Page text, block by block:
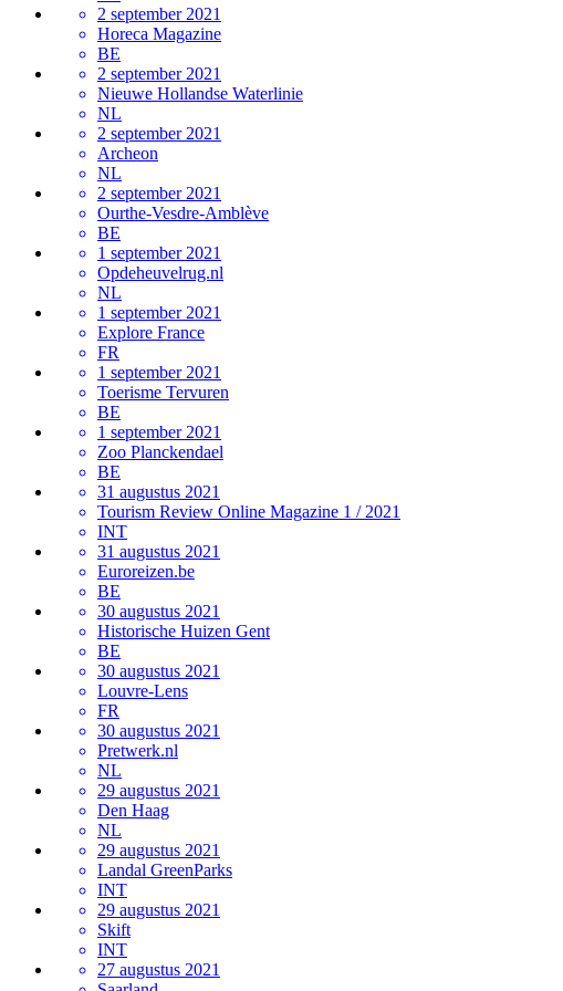
2 september 2021
Horeca Magazine
BE
2 september 2021
Nieuwe Hollandse Waterlinie
NL
2 september 2021
Archeon
NL
2 september 2021
Ourthe-Vesdre-Amblève
BE
1 september 2021
Opdeheuvelrug.nl
NL
1 september 2021
Explore France
FR
1 september 2021
Toerisme Tervuren
BE
1 september 2021
Zoo Planckendael
BE
31 augustus 2021
Tourism Review Online Magazine 1 / 2021
INT
31 augustus 2021
Euroreizen.be
BE
30 augustus 2021
Historische Huizen Gent
BE
30 augustus 2021
Louvre-Lens
FR
30 augustus 2021
Pretwerk.nl
NL
29 augustus 2021
Den Haag
NL
29 augustus 2021
Landal GreenParks
INT
29 augustus 2021
Skift
INT
27 augustus 2021